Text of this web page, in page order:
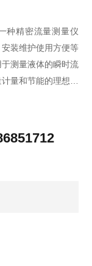
种精密流量测量仪
装维护使用方便等
测量液体的瞬时流
量和节能的理想仪